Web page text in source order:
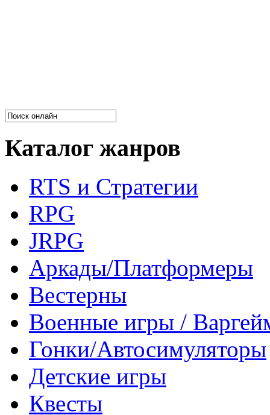
Каталог жанров
RTS и Стратегии
RPG
JRPG
Аркады/Платформеры
Вестерны
Военные игры /
Гонки/Автосимуляторы
Детские игры
Квесты